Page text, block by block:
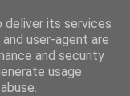
deliver its services
user-agent are
and security
usage